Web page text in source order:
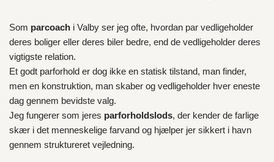
Som parcoach i Valby ser jeg ofte, hvordan par vedligeholder
deres boliger eller deres biler bedre, end de vedligeholder deres
vigtigste relation.
Et godt parforhold er dog ikke en statisk tilstand, man finder,
men en konstruktion, man skaber og vedligeholder hver eneste
dag gennem bevidste valg.
Jeg fungerer som jeres parforholdslods, der kender de farlige
skær i det menneskelige farvand og hjælper jer sikkert i havn
gennem struktureret vejledning.